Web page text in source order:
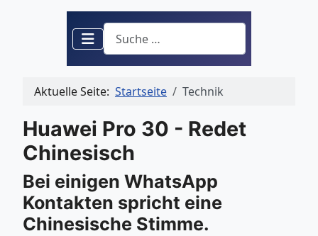
Suchen
Aktuelle Seite: Startseite Technik
Huawei Pro 30 - Redet
Chinesisch
Bei einigen WhatsApp
Kontakten spricht eine
Chinesische Stimme.